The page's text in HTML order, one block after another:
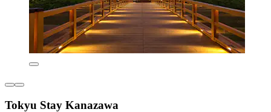
Tokyu Stay Kanazawa